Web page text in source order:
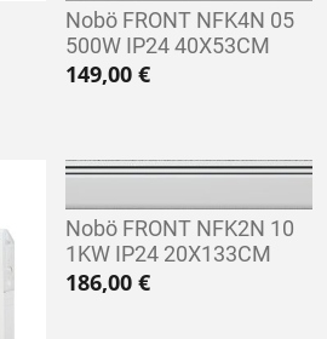
Nobö FRONT NFK4N 05
500W IP24 40X53CM
149,00€
Nobö FRONT NFK2N 10
1KW IP24 20X133CM
186,00€